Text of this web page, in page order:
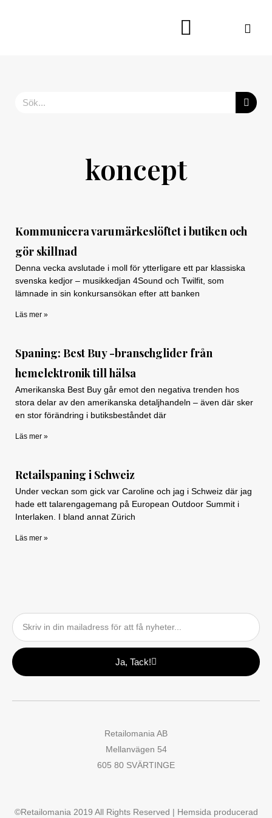
Sök
koncept
Kommunicera varumärkeslöftet i butiken och
gör skillnad
Denna vecka avslutade i moll för ytterligare ett par klassiska
svenska kedjor – musikkedjan 4Sound och Twilfit, som
lämnade in sin konkursansökan efter att banken
Läs mer »
Spaning: Best Buy -branschglider från
hemelektronik till hälsa
Amerikanska Best Buy går emot den negativa trenden hos
stora delar av den amerikanska detaljhandeln – även där sker
en stor förändring i butiksbeståndet där
Läs mer »
Retailspaning i Schweiz
Under veckan som gick var Caroline och jag i Schweiz där jag
hade ett talarengagemang på European Outdoor Summit i
Interlaken. I bland annat Zürich
Läs mer »
Email
Ja, Tack!
Retailomania AB
Mellanvägen 54
605 80 SVÄRTINGE
©Retailomania 2019 All Rights Reserved | Hemsida producerad